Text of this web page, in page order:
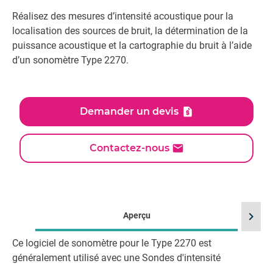
Réalisez des mesures d’intensité acoustique pour la
localisation des sources de bruit, la détermination de la
puissance acoustique et la cartographie du bruit à l’aide
d’un sonomètre Type 2270.
Demander un devis
Contactez-nous
Aperçu
Ce logiciel de sonomètre pour le Type 2270 est
généralement utilisé avec une Sondes d'intensité
chevron_right